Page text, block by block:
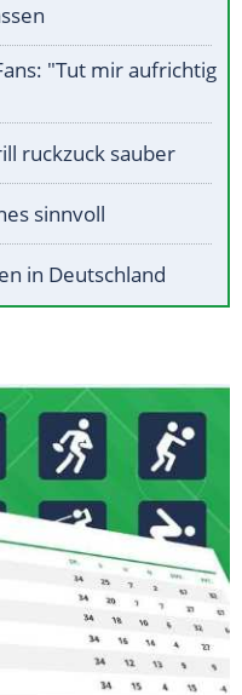
"Tut mir aufrichtig
ruckzuck sauber
sinnvoll
in Deutschland